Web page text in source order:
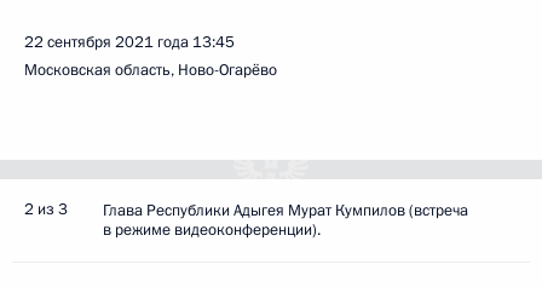
22 сентября 2021 года 13:45
Московская область, Ново-Огарёво
2 из 3
Глава Республики Адыгея Мурат Кумпилов (встреча
в режиме видеоконференции).